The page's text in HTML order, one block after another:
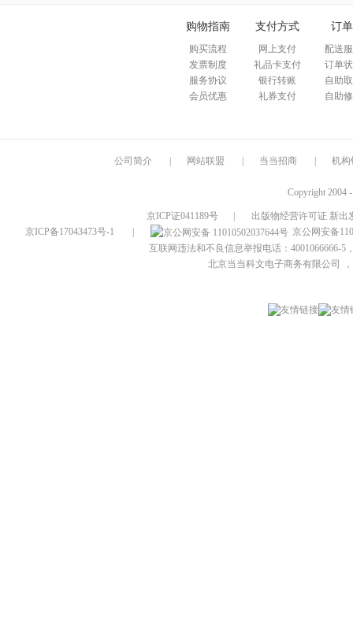
购物指南
购买流程
发票制度
服务协议
会员优惠
支付方式
网上支付
礼品卡支付
银行转账
礼券支付
订
配送
订单
自助
自助
公司简介 网站联盟 当当招商 机构
Copyright 2004
京ICP证041189号
出版物经营许可证 新出
京ICP备17043473号-1
京公网安备
互联网违法和不良信息举报电话：4001066666-5
北京当当科文电子商务有限公司